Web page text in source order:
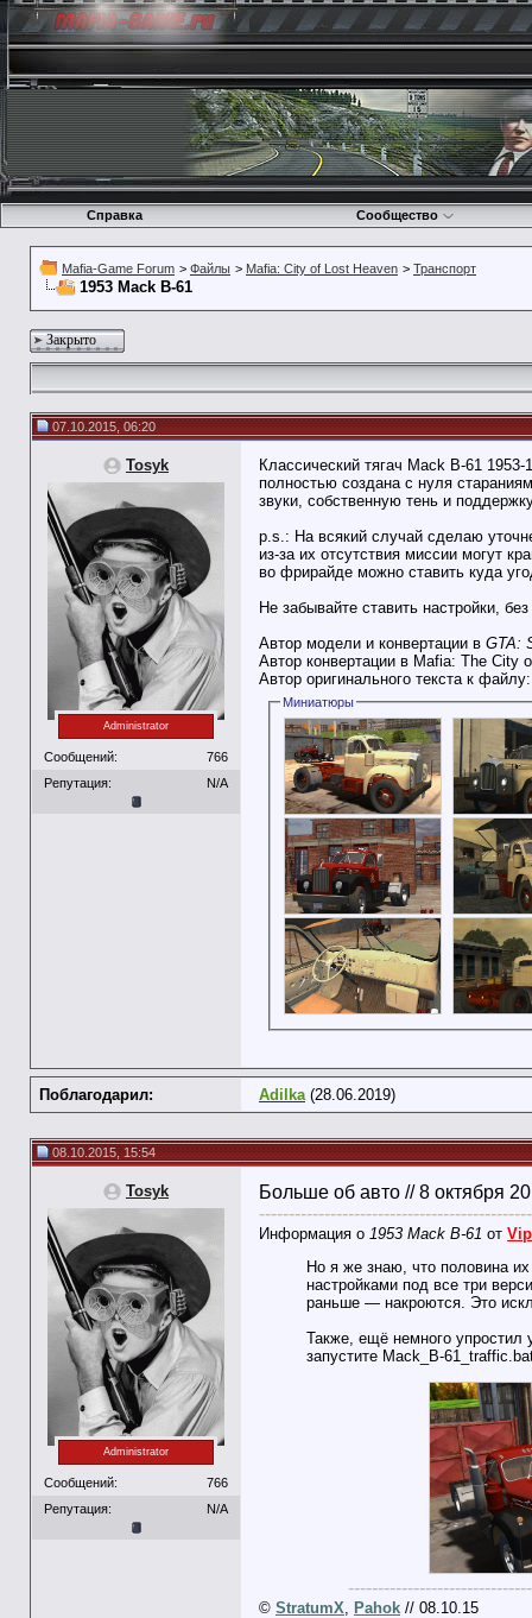
Справка Сообщество
Mafia-Game Forum > Файлы > Mafia: City of Lost Heaven > Транспорт
1953 Mack B-61
Закрыто
07.10.2015, 06:20
Tosyk
Administrator
Сообщений:
766
Репутация:
N/A
Классический тягач Mack B-61
полностью создана с нуля
звуки, собственную тень и
p.s.: На всякий случай сделаю
из-за их отсутствия миссии могут
во фрирайде можно ставить куда
Не забывайте ставить настройки,
Автор модели и конвертации в GTA:
Автор конвертации в Mafia: The City
Автор оригинального текста к
Миниатюры
Поблагодарил: Adilka(28.06.2019)
08.10.2015, 15:54
Tosyk
Administrator
Сообщений:
766
Репутация:
N/A
Больше об авто // 8 октября
Информация о 1953 Mack B-61 от
Но я же знаю, что половина
настройками под все три
раньше — накроются. Это
Также, ещё немного упростил
запустите Mack_B-
© StratumX Pahok // 08.10.15